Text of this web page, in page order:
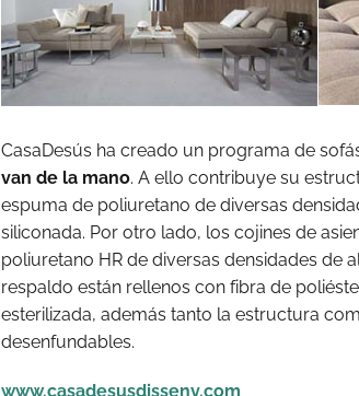
CasaDesús ha creado un programa de
van de la mano. A ello contribuye su
espuma de poliuretano de diversas
siliconada. Por otro lado, los cojines de
poliuretano HR de diversas densidades de
respaldo están rellenos con fibra de
esterilizada, además tanto la estructura
desenfundables.
www.casadesusdisseny.com